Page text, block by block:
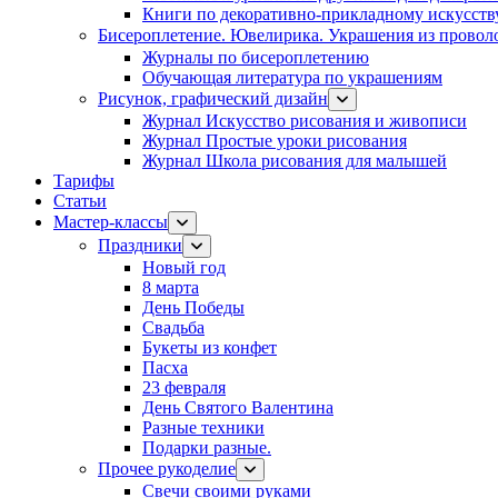
Книги по декоративно-прикладному
Бисероплетение. Ювелирика. Украшения из
Журналы по бисероплетению
Обучающая литература по украшениям
Рисунок, графический дизайн
Журнал Искусство рисования и живописи
Журнал Простые уроки рисования
Журнал Школа рисования для малышей
Тарифы
Статьи
Мастер-классы
Праздники
Новый год
8 марта
День Победы
Свадьба
Букеты из конфет
Пасха
23 февраля
День Святого Валентина
Разные техники
Подарки разные.
Прочее рукоделие
Свечи своими руками